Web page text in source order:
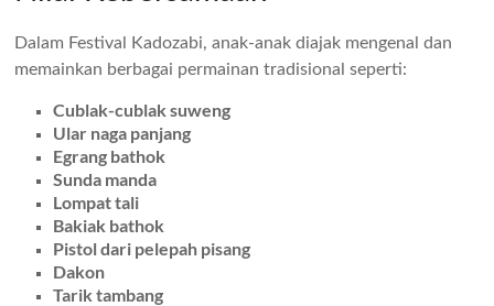
Dalam Festival Kadozabi, anak-anak diajak mengenal dan
memainkan berbagai permainan tradisional seperti:
Cublak-cublak suweng
Ular naga panjang
Egrang bathok
Sunda manda
Lompat tali
Bakiak bathok
Pistol dari pelepah pisang
Dakon
Tarik tambang